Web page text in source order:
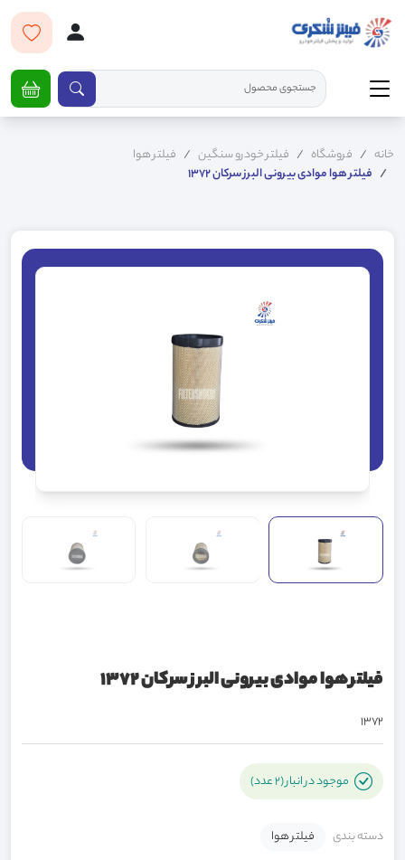
خانه فروشگاه فیلتر خودرو سنگین
فیلتر هوا
فیلتر هوا موادی بیرونی البرز سرکان 1372
فیلتر هوا موادی بیرونی البرز سرکان 1372
1372
موجود در انبار (2 عدد)
دسته بندی فیلتر هوا